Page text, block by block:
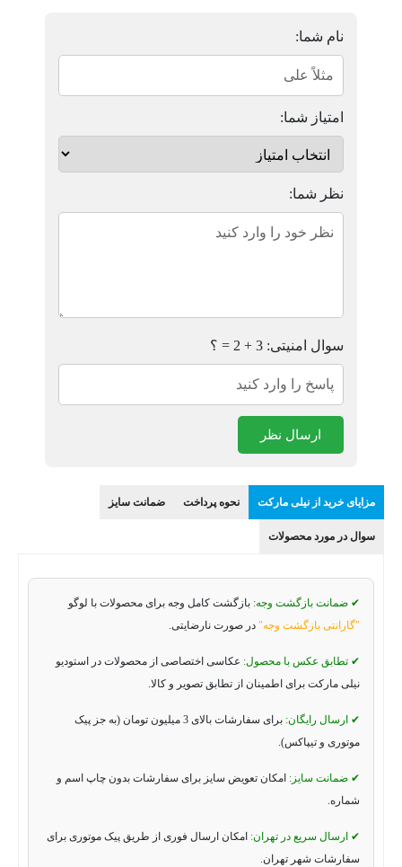
نام شما:
امتیاز شما:
نظر شما:
سوال امنیتی: 3 + 2 = ؟
ارسال نظر
مزایای خرید از نیلی مارکت نحوه پرداخت ضمانت سایز
سوال در مورد محصولات
✔ ضمانت بازگشت وجه: بازگشت کامل وجه برای محصولات با لوگو
"گارانتی بازگشت وجه" در صورت نارضایتی.
✔ تطابق عکس با محصول: عکاسی اختصاصی از محصولات در استودیو
نیلی مارکت برای اطمینان از تطابق تصویر و کالا.
✔ ارسال رایگان:
برای سفارشات بالای 3 میلیون تومان (به جز پیک
موتوری و تیپاکس).
✔ ضمانت سایز: امکان تعویض سایز برای سفارشات بدون چاپ اسم و
شماره.
✔ ارسال سریع در تهران: امکان ارسال فوری از طریق پیک موتوری برای
سفارشات شهر تهران.